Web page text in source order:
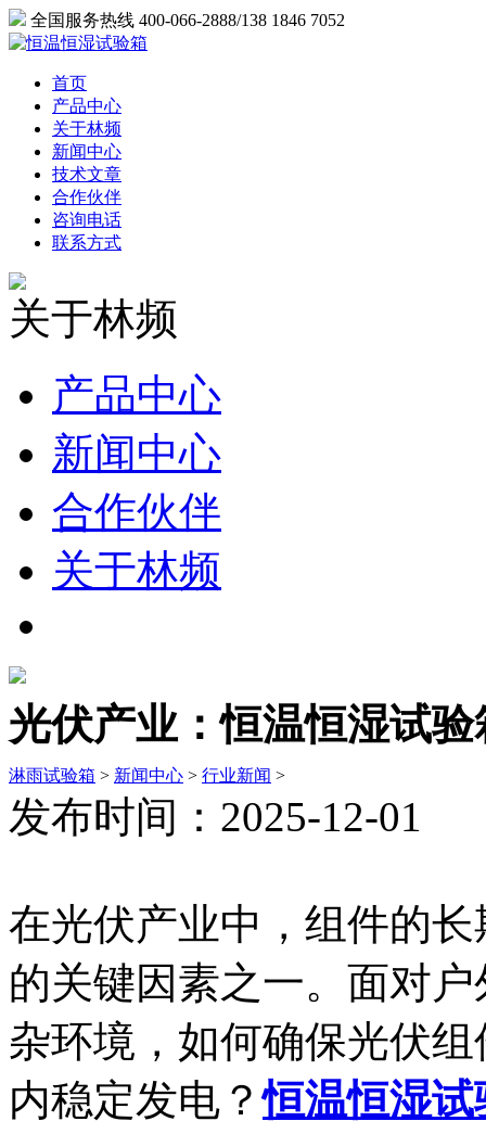
全国服务热线 400-066-2888/138 1846 7052
首页
产品中心
关于林频
新闻中心
技术文章
合作伙伴
咨询电话
联系方式
关于林频
产品中心
新闻中心
合作伙伴
关于林频
光伏产业：恒温恒湿试
淋雨试验箱 > 新闻中心 > 行业新闻 >
发布时间：2025-12-01
在光伏产业中，组件的
的关键因素之一。面对
杂环境，如何确保光伏
内稳定发电？恒温恒湿试